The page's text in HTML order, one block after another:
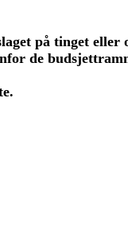
på tinget eller
de